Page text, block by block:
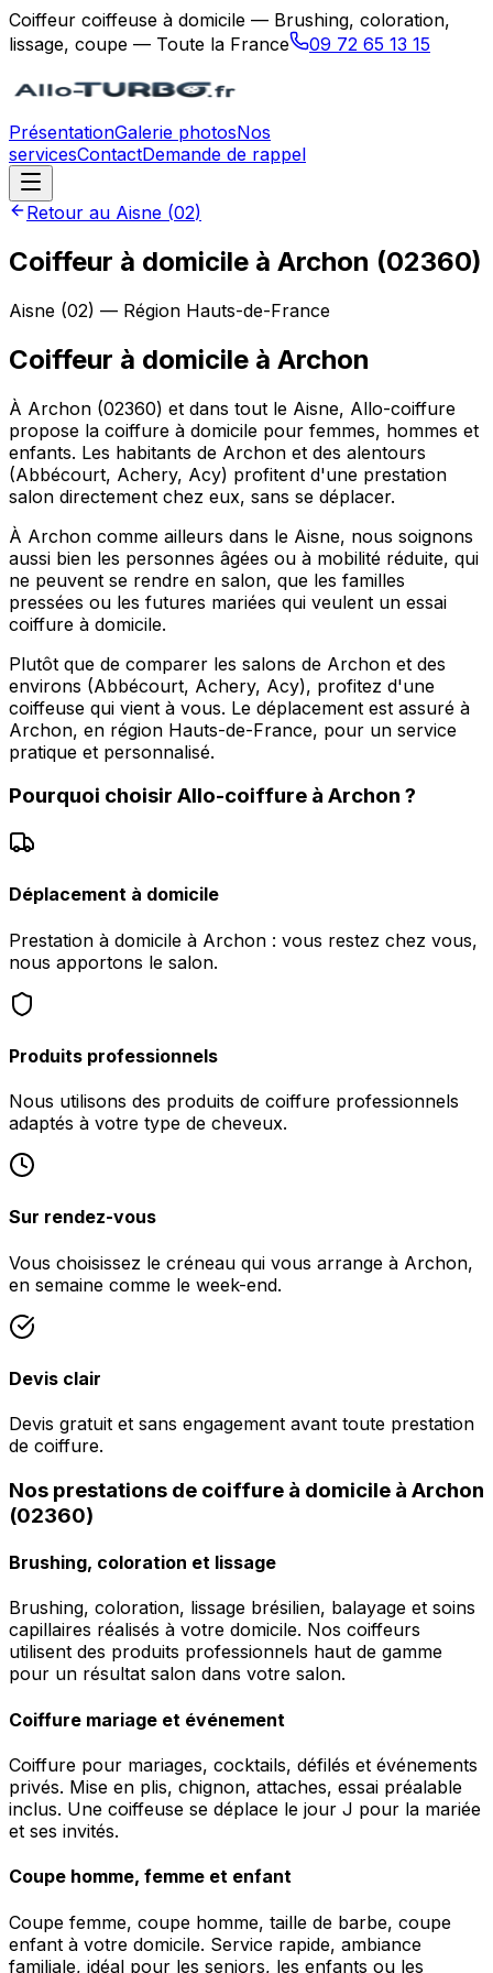
Coiffeur coiffeuse à domicile — Brushing, coloration,
lissage, coupe — Toute la France
09 72 65 13 15
PrésentationGalerie photosNos
servicesContactDemande de rappel
Retour au Aisne (02)
Coiffeur à domicile à Archon (02360)
Aisne (02) — Région Hauts-de-France
Coiffeur à domicile à Archon
À Archon (02360) et dans tout le Aisne, Allo-coiffure
propose la coiffure à domicile pour femmes, hommes et
enfants. Les habitants de Archon et des alentours
(Abbécourt, Achery, Acy) profitent d'une prestation
salon directement chez eux, sans se déplacer.
À Archon comme ailleurs dans le Aisne, nous soignons
aussi bien les personnes âgées ou à mobilité réduite, qui
ne peuvent se rendre en salon, que les familles
pressées ou les futures mariées qui veulent un essai
coiffure à domicile.
Plutôt que de comparer les salons de Archon et des
environs (Abbécourt, Achery, Acy), profitez d'une
coiffeuse qui vient à vous. Le déplacement est assuré à
Archon, en région Hauts-de-France, pour un service
pratique et personnalisé.
Pourquoi choisir Allo-coiffure à Archon ?
Déplacement à domicile
Prestation à domicile à Archon : vous restez chez vous,
nous apportons le salon.
Produits professionnels
Nous utilisons des produits de coiffure professionnels
adaptés à votre type de cheveux.
Sur rendez-vous
Vous choisissez le créneau qui vous arrange à Archon,
en semaine comme le week-end.
Devis clair
Devis gratuit et sans engagement avant toute prestation
de coiffure.
Nos prestations de coiffure à domicile à Archon
(02360)
Brushing, coloration et lissage
Brushing, coloration, lissage brésilien, balayage et soins
capillaires réalisés à votre domicile. Nos coiffeurs
utilisent des produits professionnels haut de gamme
pour un résultat salon dans votre salon.
Coiffure mariage et événement
Coiffure pour mariages, cocktails, défilés et événements
privés. Mise en plis, chignon, attaches, essai préalable
inclus. Une coiffeuse se déplace le jour J pour la mariée
et ses invités.
Coupe homme, femme et enfant
Coupe femme, coupe homme, taille de barbe, coupe
enfant à votre domicile. Service rapide, ambiance
familiale, idéal pour les seniors, les enfants ou les